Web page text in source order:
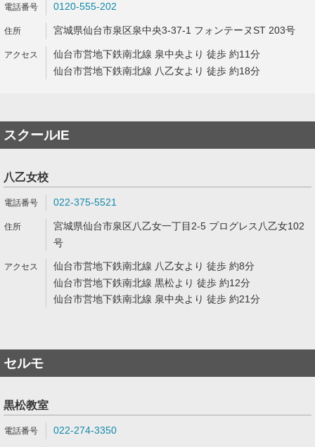
0120-555-202
宮城県仙台市泉区泉中央3-37-1 フォンテーヌST 203号
仙台市営地下鉄南北線 泉中央より 徒歩 約11分
仙台市営地下鉄南北線 八乙女より 徒歩 約18分
スクールIE
八乙女校
022-375-5521
宮城県仙台市泉区八乙女一丁目2-5 プログレス八乙女102
号
仙台市営地下鉄南北線 八乙女より 徒歩 約8分
仙台市営地下鉄南北線 黒松より 徒歩 約12分
仙台市営地下鉄南北線 泉中央より 徒歩 約21分
セルモ
黒松教室
022-274-3350